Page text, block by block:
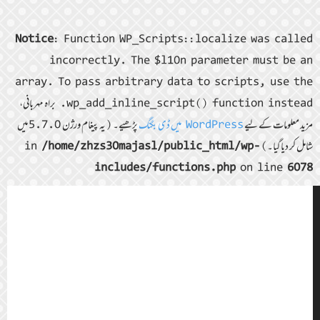
Notice: Function WP_Scripts::localize was called
incorrectly. The $l10n parameter must be an
array. To pass arbitrary data to scripts, use the
wp_add_inline_script() function instead. براہ مہربانی،
مزید معلومات کے لیےWordPress میں ڈی بگنگ
پڑھیے۔ (یہ پیغام ورژن 5.7.0 میں
شامل کر دیا گیا۔) in/home/zhzs30majasl/public_html/wp-
includes/functions.phpon line6078